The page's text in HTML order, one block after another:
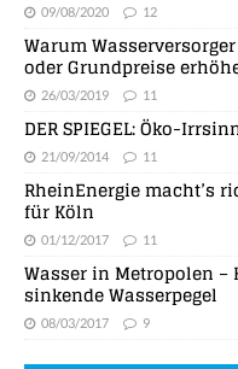
09/08/2020 12
Warum
oder Grundpreise
26/03/2019 11
DER SPIEGEL: Öko-
21/09/2014 11
RheinEnergie macht’s
für Köln
01/12/2017 11
Wasser in Metropolen –
sinkende Wasserpegel
08/03/2017 9